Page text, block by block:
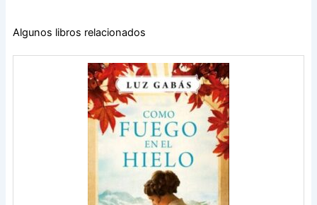
Algunos libros relacionados